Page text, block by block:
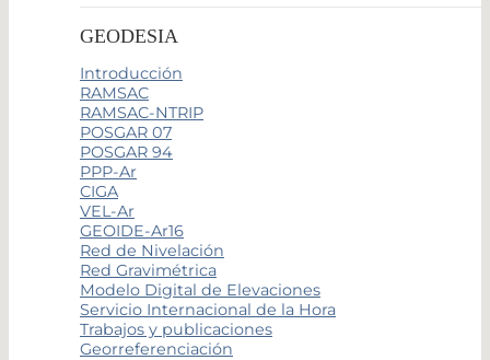
GEODESIA
Introducción
RAMSAC
RAMSAC-NTRIP
POSGAR 07
POSGAR 94
PPP-Ar
CIGA
VEL-Ar
GEOIDE-Ar16
Red de Nivelación
Red Gravimétrica
Modelo Digital de Elevaciones
Servicio Internacional de la Hora
Trabajos y publicaciones
Georreferenciación